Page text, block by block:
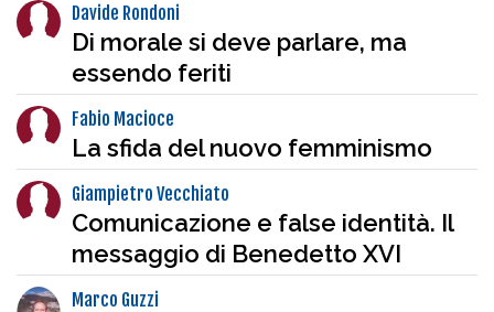
Davide Rondoni
Di morale si deve parlare, ma
essendo feriti
Fabio Macioce
La sfida del nuovo femminismo
Giampietro Vecchiato
Comunicazione e false identità. Il
messaggio di Benedetto XVI
Marco Guzzi